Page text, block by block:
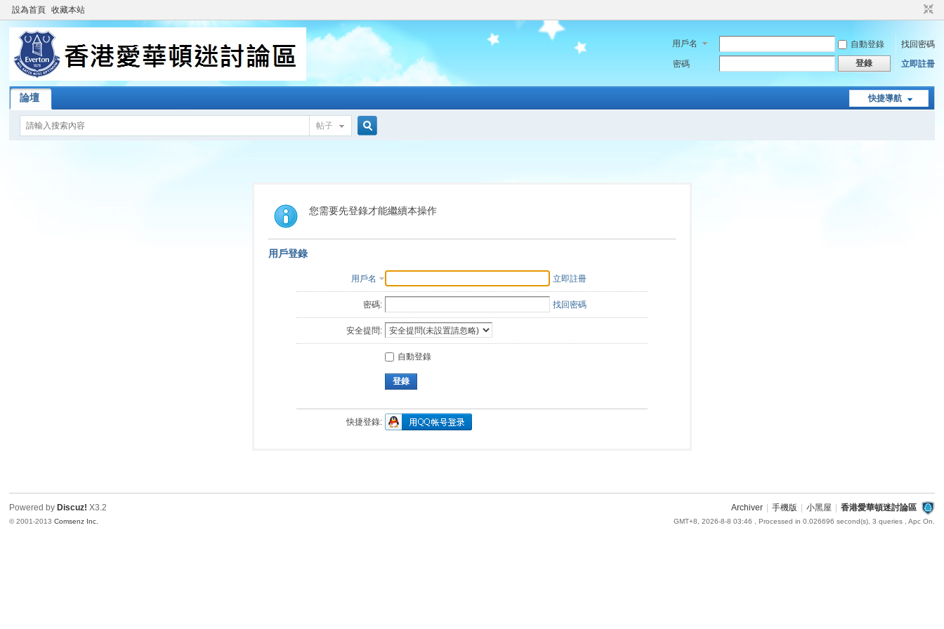
設為首頁 收藏本站
用戶名 自動登錄
找回密碼
密碼
登錄 立即註冊
快捷導航
論壇
帖子
索
您需要先登錄才能繼續本操作
用戶登錄
用戶名 立即註冊
密碼: 找回密碼
安全提問:
自動登錄
登錄
快捷登錄:
Archiver 手機版 小黑屋 香港愛華頓迷討論區
GMT+8, 2026-8-8 03:46 , Processed in 0.026696 second(s), 3 queries , Apc On.
Powered by Discuz! X3.2
© 2001-2013Comsenz Inc.